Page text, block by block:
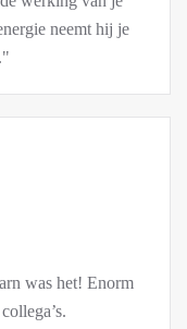
neemt hij je
was het! Enorm